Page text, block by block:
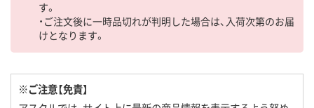
す。
・ご注文後に一時品切れが判明した場合は、入荷次第のお届
けとなります。
※ご注意【免責】